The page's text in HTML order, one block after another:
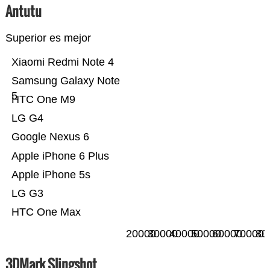
Antutu
Superior es mejor
HTC One Max
LG G3
Apple iPhone 5s
Apple iPhone 6 Plus
Google Nexus 6
LG G4
HTC One M9
Samsung Galaxy Note
5
Xiaomi Redmi Note 4
200003000040000500006000070000
3DMark Slingshot